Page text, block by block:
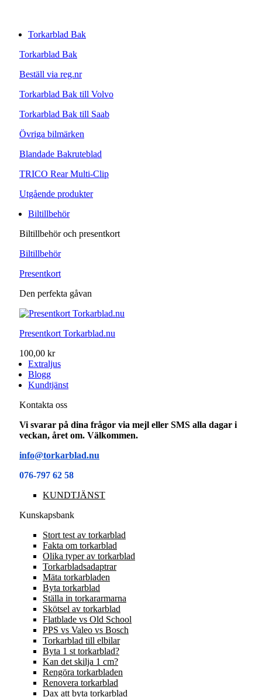
Torkarblad Bak
Torkarblad Bak
Beställ via reg.nr
Torkarblad Bak till Volvo
Torkarblad Bak till Saab
Övriga bilmärken
Blandade Bakruteblad
TRICO Rear Multi-Clip
Utgående produkter
Biltillbehör
Biltillbehör och presentkort
Biltillbehör
Presentkort
Den perfekta gåvan
Presentkort Torkarblad.nu
100,00 kr
Extraljus
Blogg
Kundtjänst
Kontakta oss
Vi svarar på dina frågor via mejl eller SMS alla dagar i
veckan, året om. Välkommen.
info@torkarblad.nu
076-797 62 58
KUNDTJÄNST
Kunskapsbank
Stort test av torkarblad
Fakta om torkarblad
Olika typer av torkarblad
Torkarbladsadaptrar
Mäta torkarbladen
Byta torkarblad
Ställa in torkararmarna
Skötsel av torkarblad
Flatblade vs Old School
PPS vs Valeo vs Bosch
Torkarblad till elbilar
Byta 1 st torkarblad?
Kan det skilja 1 cm?
Rengöra torkarbladen
Renovera torkarblad
Dax att byta torkarblad